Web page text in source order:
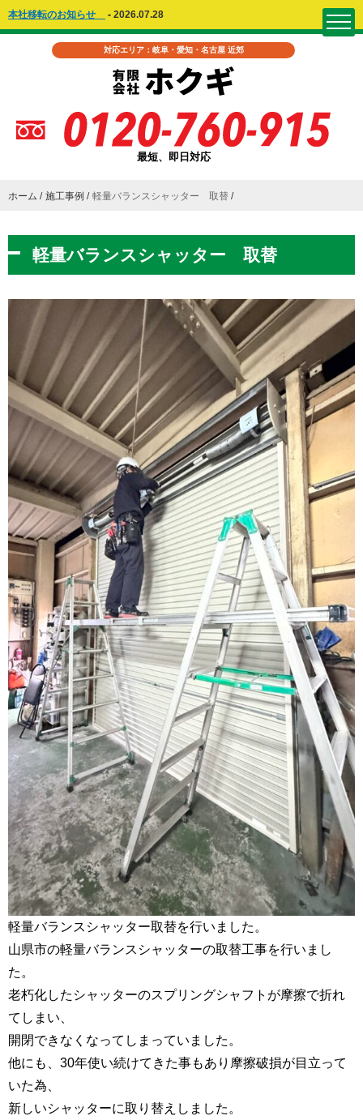
本社移転のお知らせ - 2026.07.28
対応エリア：岐阜・愛知・名古屋 近郊
最短、即日対応
ホーム 施工事例 軽量バランスシャッター 取替
軽量バランスシャッター 取替
軽量バランスシャッター取替を行いました。
山県市の軽量バランスシャッターの取替工事を行いまし
た。
老朽化したシャッターのスプリングシャフトが摩擦で折れ
てしまい、
開閉できなくなってしまっていました。
他にも、30年使い続けてきた事もあり摩擦破損が目立って
いた為、
新しいシャッターに取り替えしました。